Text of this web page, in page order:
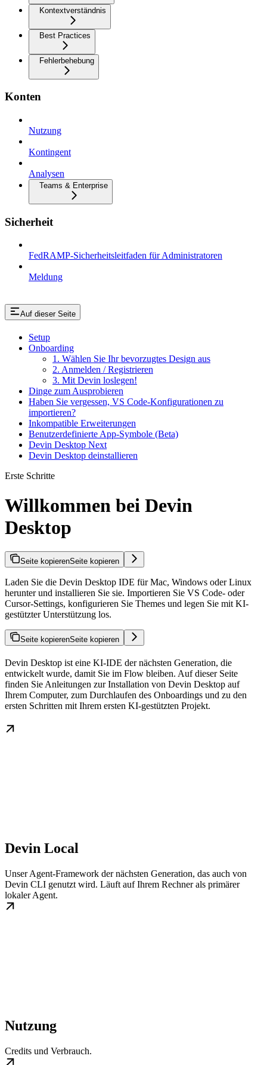
Kontextverständnis
Best Practices
Fehlerbehebung
Konten
Nutzung
Kontingent
Analysen
Teams & Enterprise
Sicherheit
FedRAMP-Sicherheitsleitfaden für Administratoren
Meldung
Auf dieser Seite
Setup
Onboarding
1. Wählen Sie Ihr bevorzugtes Design aus
2. Anmelden / Registrieren
3. Mit Devin loslegen!
Dinge zum Ausprobieren
Haben Sie vergessen, VS Code-Konfigurationen zu
importieren?
Inkompatible Erweiterungen
Benutzerdefinierte App-Symbole (Beta)
Devin Desktop Next
Devin Desktop deinstallieren
Erste Schritte
Willkommen bei Devin
Desktop
Seite kopierenSeite kopieren
Laden Sie die Devin Desktop IDE für Mac, Windows oder Linux
herunter und installieren Sie sie. Importieren Sie VS Code- oder
Cursor-Settings, konfigurieren Sie Themes und legen Sie mit KI-
gestützter Unterstützung los.
Seite kopierenSeite kopieren
Devin Desktop ist eine KI-IDE der nächsten Generation, die
entwickelt wurde, damit Sie im Flow bleiben. Auf dieser Seite
finden Sie Anleitungen zur Installation von Devin Desktop auf
Ihrem Computer, zum Durchlaufen des Onboardings und zu den
ersten Schritten mit Ihrem ersten KI-gestützten Projekt.
Devin Local
Unser Agent-Framework der nächsten Generation, das auch von
Devin CLI genutzt wird. Läuft auf Ihrem Rechner als primärer
lokaler Agent.
Nutzung
Credits und Verbrauch.